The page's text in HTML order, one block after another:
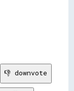
██░░██
██░░██
██░░██
👎 downvote